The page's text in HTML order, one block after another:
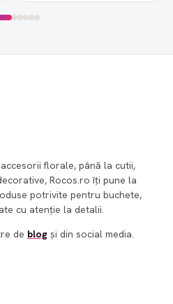
florale, până la cutii,
Rocos.ro îți pune la
potrivite pentru buchete,
cu atenție la detalii.
de blog și din social media.